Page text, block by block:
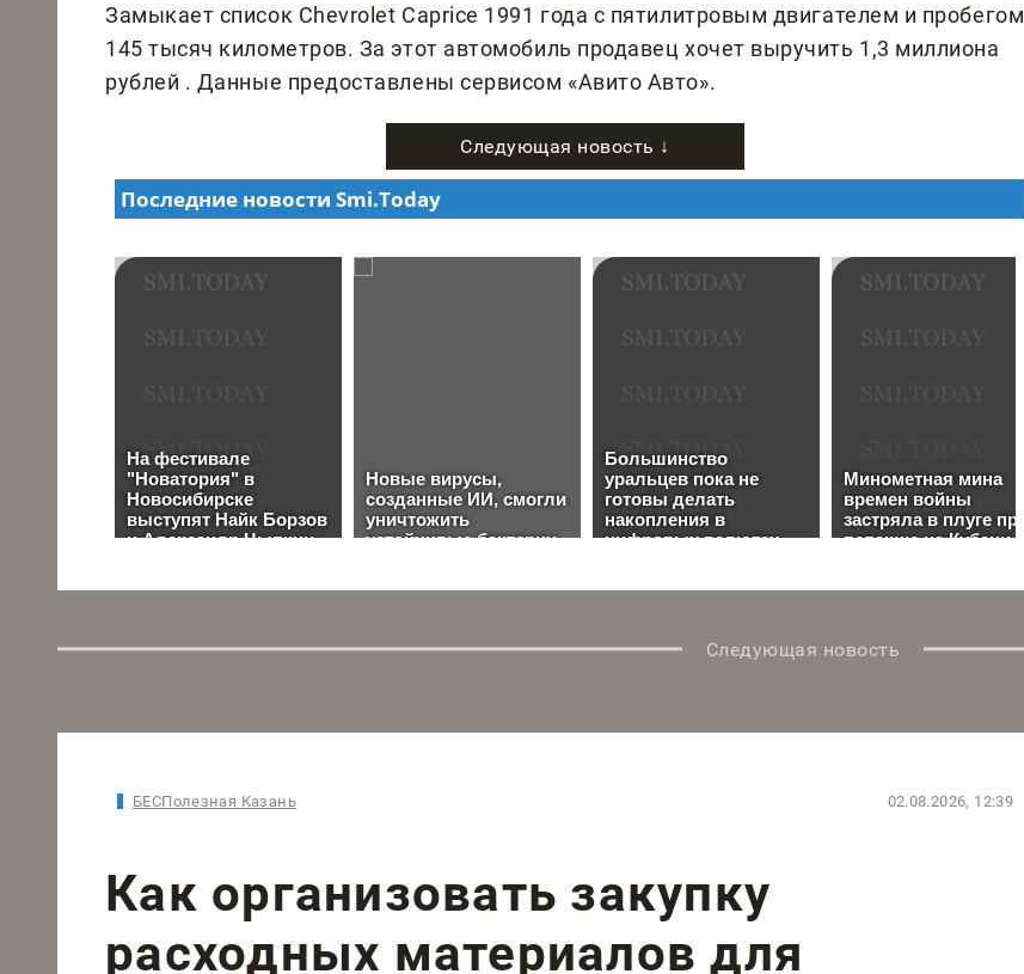
Замыкает список Chevrolet Caprice 1991 года с пятилитровым двигателем и пробегом
145 тысяч километров. За этот автомобиль продавец хочет выручить 1,3 миллиона
рублей . Данные предоставлены сервисом «Авито Авто».
Следующая новость ↓
Следующая новость
БЕСПолезная Казань 02.08.2026, 12:39
Как организовать закупку
расходных материалов для